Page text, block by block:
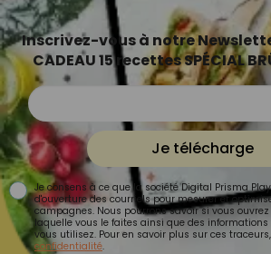
Inscrivez-vous à notre
CADEAU 15 recettes SPÉCIAL
Je télécharge
Je consens à ce que la société Digital Prisma
d'ouverture des courriels pour mesurer et
campagnes. Nous pourrons savoir si vous
laquelle vous le faites ainsi que des
vous utilisez. Pour en savoir plus sur ces
confidentialité.